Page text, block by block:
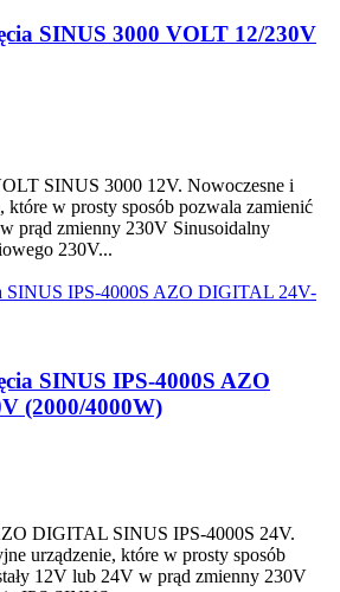
SINUS 3000 VOLT 12/230V
SINUS 3000 12V. Nowoczesne i
które w prosty sposób pozwala zamienić
prąd zmienny 230V Sinusoidalny
230V...
SINUS IPS-4000S AZO
(2000/4000W)
DIGITAL SINUS IPS-4000S 24V.
urządzenie, które w prosty sposób
12V lub 24V w prąd zmienny 230V